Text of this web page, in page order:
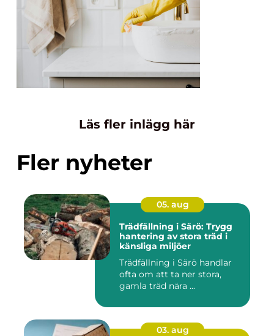
Läs fler inlägg här
Fler nyheter
05. aug
Trädfällning i Särö: Trygg
hantering av stora träd i
känsliga miljöer
Trädfällning i Särö handlar
ofta om att ta ner stora,
gamla träd nära ...
03. aug